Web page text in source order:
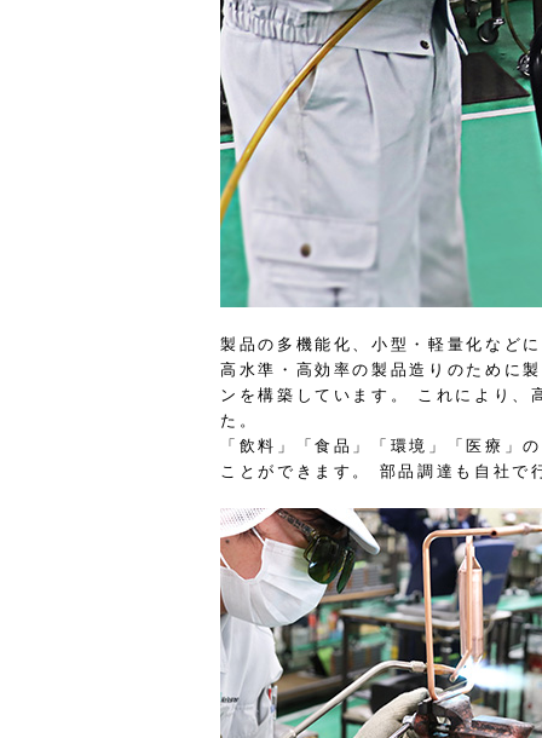
製品の多機能化、小型・軽量化など
高水準・高効率の製品造りのために
ンを構築しています。 これにより、
た。
「飲料」「食品」「環境」「医療」
ことができます。 部品調達も自社で